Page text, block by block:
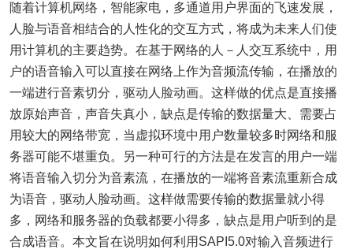
随着计算机网络，智能家电，多通道用户界面的飞速发展，
人脸与语音相结合的人性化的交互方式，将成为未来人们使
用计算机的主要趋势。在基于网络的人－人交互系统中，用
户的语音输入可以直接在网络上作为音频流传输，在播放的
一端进行音素切分，驱动人脸动画。这样做的优点是直接播
放原始声音，声音失真小，缺点是传输的数据量大、需要占
用较大的网络带宽，当虚拟环境中用户数量较多时网络和服
务器可能不堪重负。另一种可行的方法是在发言的用户一端
将语音输入切分为音素流，在播放的一端将音素流重新合成
为语音，驱动人脸动画。这样做需要传输的数据量就小得
多，网络和服务器的负载都要小得多，缺点是用户听到的是
合成语音。本文旨在说明如何利用SAPI5.0对输入音频进行